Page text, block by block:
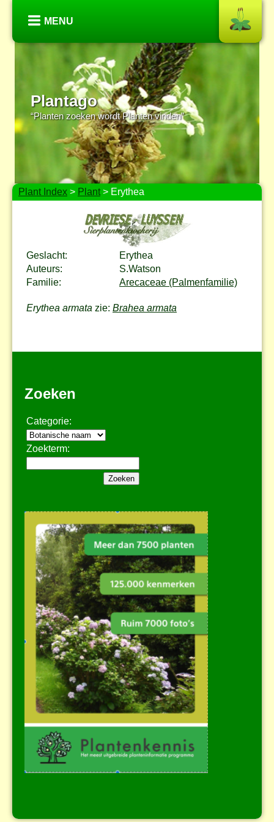
MENU
Plantago
“Planten zoeken wordt Planten vinden”
Plant Index > Plant> Erythea
Geslacht:
Erythea
Auteurs:
S.Watson
Familie:
Arecaceae (Palmenfamilie)
Erythea armata zie: Brahea armata
Zoeken
Categorie:
Zoekterm: